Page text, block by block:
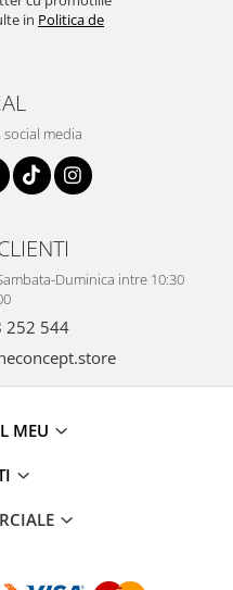
in Politica de
media
Duminica intre 10:30
252 544
MEU